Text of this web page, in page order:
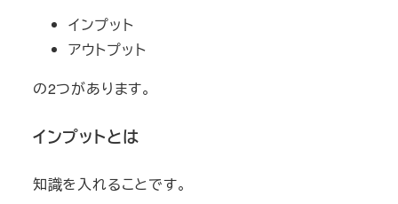
インプット
アウトプット
の2つがあります。
インプットとは
知識を入れることです。